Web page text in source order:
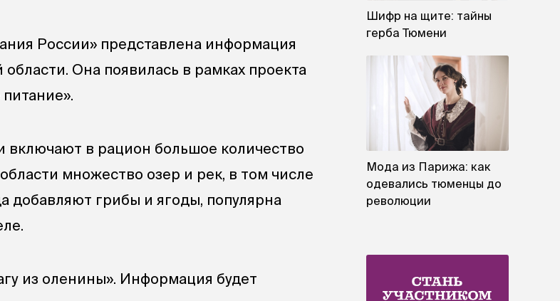
России» представлена информация
Она появилась в рамках проекта
включают в рацион большое количество
множество озер и рек, в том числе
грибы и ягоды, популярна
из оленины». Информация будет
Шифр на щите: тайны
герба Тюмени
Мода из Парижа: как
одевались тюменцы до
революции